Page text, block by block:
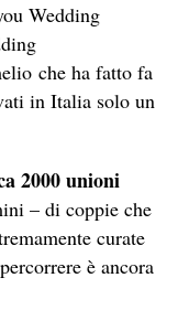
Wedding
che ha fatto fa
in Italia solo un
2000 unioni
– di coppie che
curate
è ancora